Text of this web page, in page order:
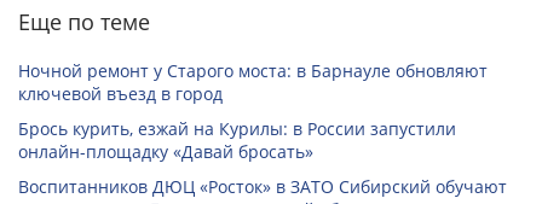
Еще по теме
Ночной ремонт у Старого моста: в Барнауле обновляют
ключевой въезд в город
Брось курить, езжай на Курилы: в России запустили
онлайн-­площадку «Давай бросать»
Воспитанников ДЮЦ «Росток» в ЗАТО Сибирский обучают